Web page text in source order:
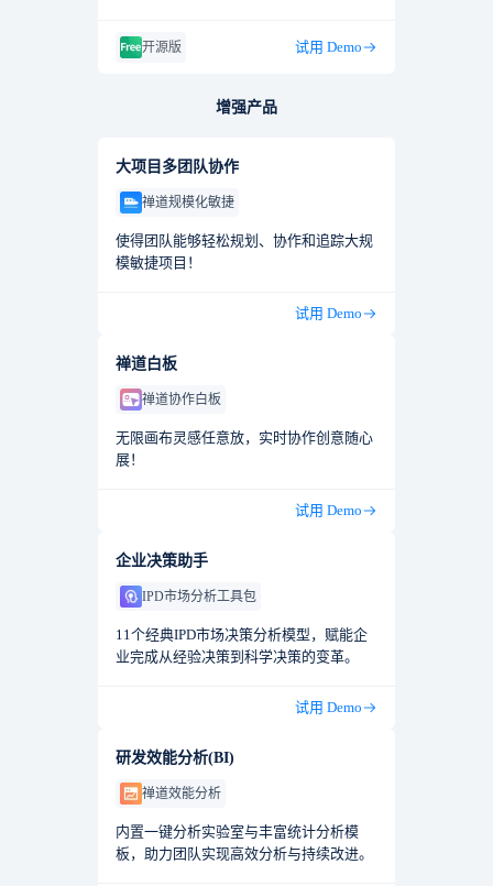
开源版 试用 Demo
增强产品
大项目多团队协作
禅道规模化敏捷
使得团队能够轻松规划、协作和追踪大规
模敏捷项目！
试用 Demo
禅道白板
禅道协作白板
无限画布灵感任意放，实时协作创意随心
展！
试用 Demo
企业决策助手
IPD市场分析工具包
11个经典IPD市场决策分析模型，赋能企
业完成从经验决策到科学决策的变革。
试用 Demo
研发效能分析(BI)
禅道效能分析
内置一键分析实验室与丰富统计分析模
板，助力团队实现高效分析与持续改进。